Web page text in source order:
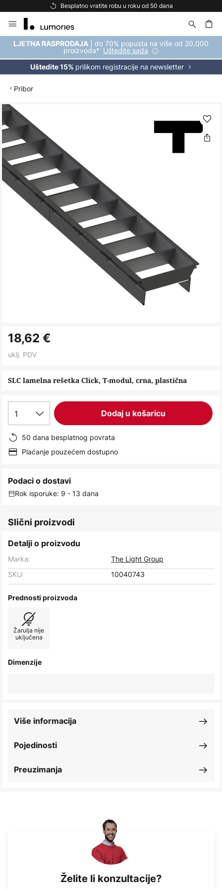
Besplatno vratite robu u roku od 50 dana
to
Content
LJETNA RASPRODAJA | do 70% popusta na više od 20.000
proizvoda* Uštedite sada
Uštedite 15% prilikom registracije na newsletter
Pribor
Skip
to
the
end
of
the
images
gallery
to
the
of
images
gallery
SLC lamelna rešetka Click, T-modul, crna, plastična
18,62 €
uklj. PDV
1 Dodaj u košaricu
50 dana besplatnog povrata
Plaćanje pouzećem dostupno
Podaci o dostavi
Rok isporuke: 9 - 13 dana
Slični proizvodi
Detalji o proizvodu
Marka:
The Light Group
SKU:
10040743
Prednosti proizvoda
Žarulja nije
uključena
Dimenzije
Pojedinosti
Više informacija
Preuzimanja
Želite li konzultacije?